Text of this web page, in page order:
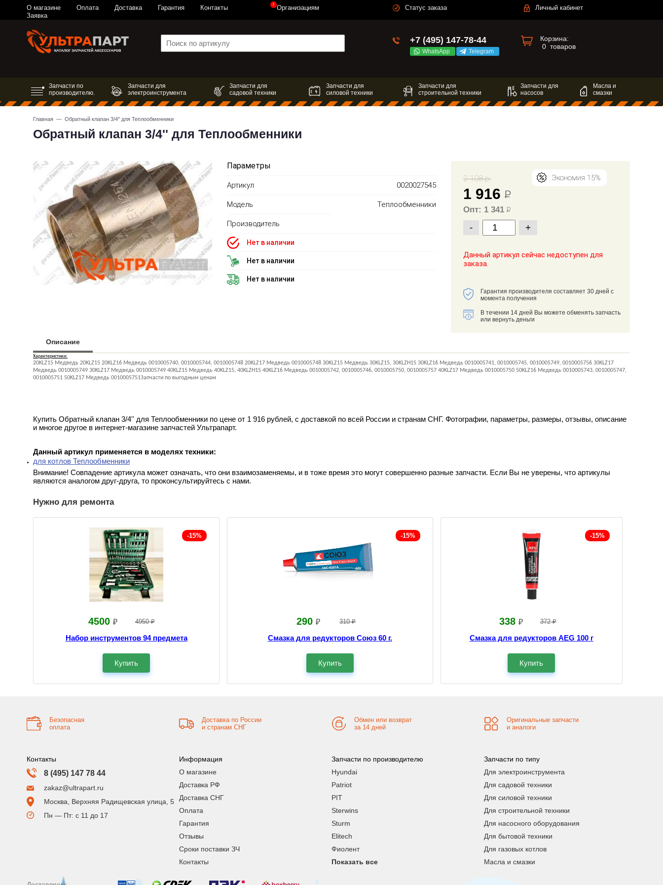
О магазине Оплата Доставка Гарантия
Контакты
Заявка
Организациям
! Статус заказа Личный кабинет
+7 (495) 147-78-44
WhatsApp Telegram
Корзина:
0 товаров
Запчасти по
производителю.
Запчасти для
электроинструмента
Запчасти для
садовой техники
Запчасти для
силовой техники
Запчасти для
строительной техники
Запчасти для
насосов
Масла и
смазки
Главная — Обратный клапан 3/4'' для Теплообменники
Обратный клапан 3/4'' для Теплообменники
Параметры
Артикул 0020027545
Модель Теплообменники
Производитель
Нет в наличии
Нет в наличии
Нет в наличии
2 108 р. Экономия 15%
1 916 Р
Опт: 1 341 Р
- +
Данный артикул сейчас недоступен для
заказа.
Гарантия производителя составляет 30 дней с
момента получения
В течении 14 дней Вы можете обменять запчасть
или вернуть деньги
Описание
Характеристики:
20KLZ15 Медведь 20KLZ15 20KLZ16 Медведь 0010005740, 0010005744, 0010005748 20KLZ17 Медведь 0010005748 30KLZ15 Медведь 30KLZ15, 30KLZH15 30KLZ16 Медведь 0010005741, 0010005745, 0010005749, 0010005756 30KLZ17
Медведь 0010005749 30KLZ17 Медведь 0010005749 40KLZ15 Медведь 40KLZ15, 40KLZH15 40KLZ16 Медведь 0010005742, 0010005746, 0010005750, 0010005757 40KLZ17 Медведь 0010005750 50KLZ16 Медведь 0010005743, 0010005747,
0010005751 50KLZ17 Медведь 0010005751Запчасти по выгодным ценам
Купить Обратный клапан 3/4'' для Теплообменники по цене от 1 916 рублей, с доставкой по всей России и странам СНГ. Фотографии, параметры, размеры, отзывы, описание
и многое другое в интернет-магазине запчастей Ультрапарт.
Данный артикул применяется в моделях техники:
для котлов Теплообменники
Внимание! Совпадение артикула может означать, что они взаимозаменяемы, и в тоже время это могут совершенно разные запчасти. Если Вы не уверены, что артикулы
являются аналогом друг-друга, то проконсультируйтесь с нами.
Нужно для ремонта
-15%
4500₽ 4950 ₽
Набор инструментов 94 предмета
Купить
-15%
290 ₽ 310 ₽
Смазка для редукторов Союз 60 г.
Купить
-15%
338 ₽ 372 ₽
Смазка для редукторов AEG 100 г
Купить
Безопасная
оплата
Доставка по России
и странам СНГ
Обмен или возврат
за 14 дней
Оригинальные запчасти
и аналоги
Контакты
8 (495) 147 78 44
zakaz@ultrapart.ru
Москва, Верхняя Радищевская улица, 5
Пн — Пт: с 11 до 17
Информация
О магазине
Доставка РФ
Доставка СНГ
Оплата
Гарантия
Отзывы
Сроки поставки ЗЧ
Контакты
Запчасти по производителю
Hyundai
Patriot
PIT
Sterwins
Sturm
Elitech
Фиолент
Показать все
Запчасти по типу
Для электроинструмента
Для садовой техники
Для силовой техники
Для строительной техники
Для насосного оборудования
Для бытовой техники
Для газовых котлов
Масла и смазки